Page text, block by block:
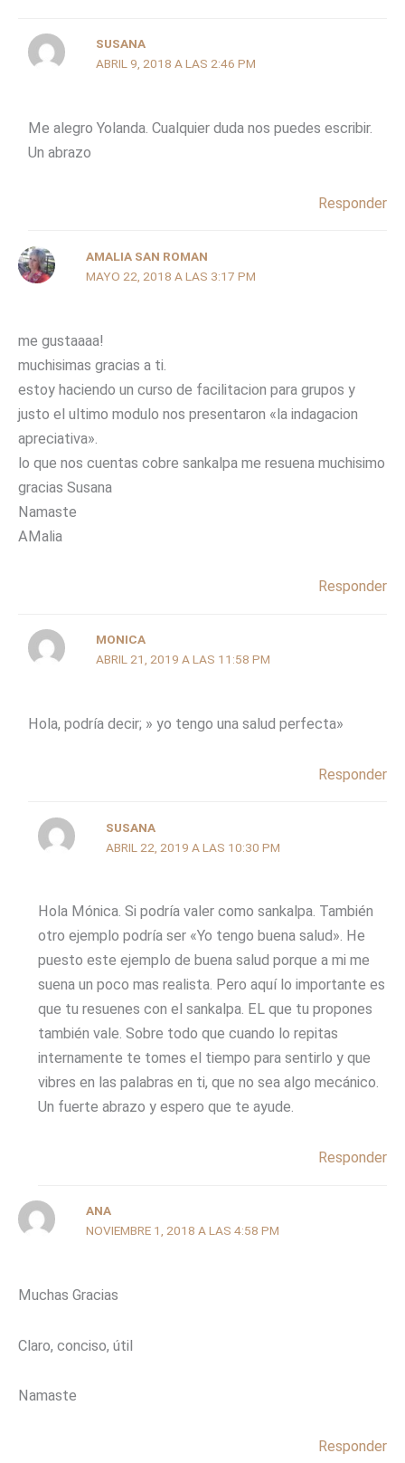
SUSANA
ABRIL 9, 2018 A LAS 2:46 PM
Me alegro Yolanda. Cualquier duda nos puedes escribir.
Un abrazo
Responder
AMALIA SAN ROMAN
MAYO 22, 2018 A LAS 3:17 PM
me gustaaaa!
muchisimas gracias a ti.
estoy haciendo un curso de facilitacion para grupos y
justo el ultimo modulo nos presentaron «la indagacion
apreciativa».
lo que nos cuentas cobre sankalpa me resuena muchisimo
gracias Susana
Namaste
AMalia
Responder
MONICA
ABRIL 21, 2019 A LAS 11:58 PM
Hola, podría decir; » yo tengo una salud perfecta»
Responder
SUSANA
ABRIL 22, 2019 A LAS 10:30 PM
Hola Mónica. Si podría valer como sankalpa. También
otro ejemplo podría ser «Yo tengo buena salud». He
puesto este ejemplo de buena salud porque a mi me
suena un poco mas realista. Pero aquí lo importante es
que tu resuenes con el sankalpa. EL que tu propones
también vale. Sobre todo que cuando lo repitas
internamente te tomes el tiempo para sentirlo y que
vibres en las palabras en ti, que no sea algo mecánico.
Un fuerte abrazo y espero que te ayude.
Responder
ANA
NOVIEMBRE 1, 2018 A LAS 4:58 PM
Muchas Gracias
Claro, conciso, útil
Namaste
Responder